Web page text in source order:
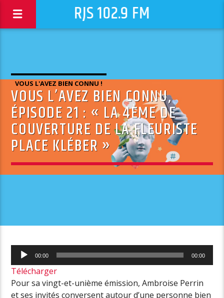
RJS 102.9 FM
VOUS L'AVEZ BIEN CONNU !
VOUS L’AVEZ BIEN CONNU,
ÉPISODE 21 : « LA 4ÈME DE
COUVERTURE DE LA FLEURISTE
PLACE KLÉBER »
Lecteur
audio
00:00 00:00
Télécharger
Pour savingt-et-unièmeémission, Ambroise Perrin
et ses invités conversent autour d’une personne bien